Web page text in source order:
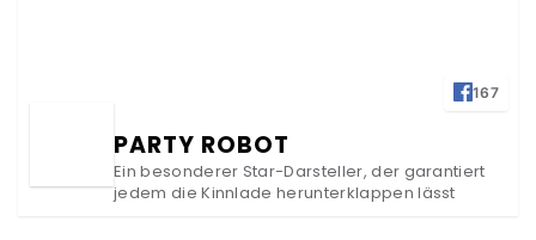
167
PARTY ROBOT
Ein besonderer Star-Darsteller, der garantiert
jedem die Kinnlade herunterklappen lässt